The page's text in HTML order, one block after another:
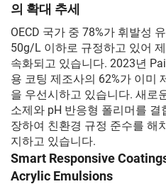
의 확대 추세
OECD 국가 중 78%가 휘발성
50g/L 이하로 규정하고 있어
속화되고 있습니다. 2023년
용 코팅 제조사의 62%가 이미
을 우선시하고 있습니다. 새로
소제와 pH 반응형 폴리머를
장하여 친환경 규정 준수를 해
지하고 있습니다.
Smart Responsive
Acrylic Emulsions